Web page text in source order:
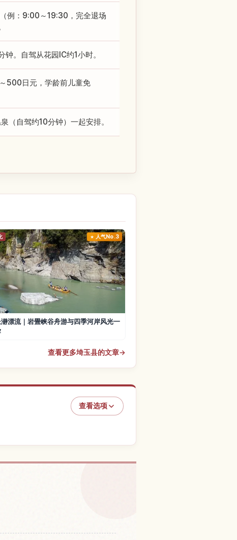
例：9:00～19:30，完全退场
。自驾从花园IC约1小时。
500日元，学龄前儿童免
（自驾约10分钟）一起安排。
人气No.3
漂流｜岩畳峡谷舟游与四季河岸风光一
查看更多埼玉县的文章→
查看选项